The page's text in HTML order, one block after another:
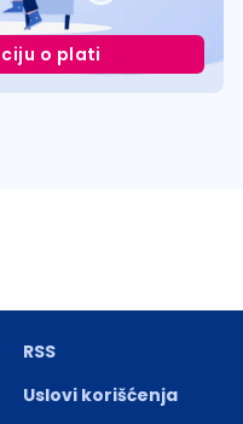
o plati
RSS
Uslovi korišćenja